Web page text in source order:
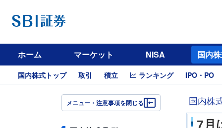
ホーム マーケット NISA 国内
国内株式トップ 取引 積立 ランキング IPO・PO
メニュー・注意事項を閉じる 国内株
7月